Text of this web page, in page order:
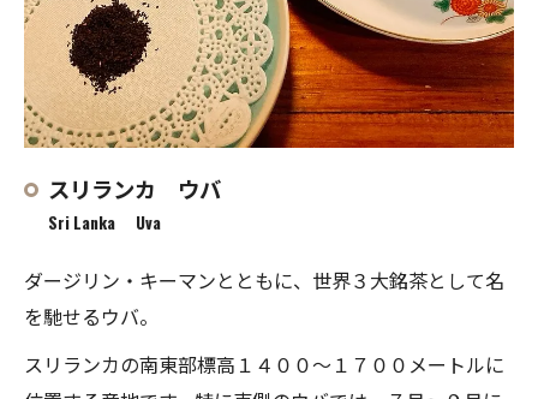
スリランカ ウバ
Sri Lanka Uva
ダージリン・キーマンとともに、世界３大銘茶として名
を馳せるウバ。
スリランカの南東部標高１４００〜１７００メートルに